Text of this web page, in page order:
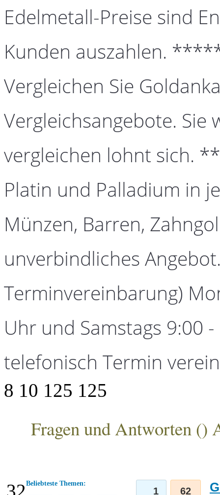
Edelmetall-Preise sind
Kunden auszahlen.
Vergleichen Sie
Vergleichsangebote. Sie
vergleichen lohnt sich.
Platin und Palladium in
Münzen, Barren,
unverbindliches
Terminvereinbarung)
Uhr und Samstags 9:00
telefonisch Termin
8 10 125 125
Fragen und Antworten ()
Beliebteste Themen:
1 62